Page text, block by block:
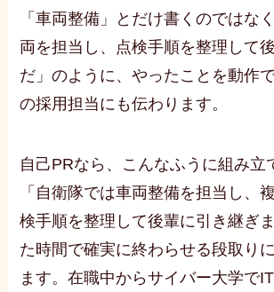
「車両整備」とだけ書くのではな
両を担当し、点検手順を整理して
だ」のように、やったことを動作
の採用担当にも伝わります。
自己PRなら、こんなふうに組み立
「自衛隊では車両整備を担当し、
検手順を整理して後輩に引き継ぎ
た時間で確実に終わらせる段取り
ます。在職中からサイバー大学で